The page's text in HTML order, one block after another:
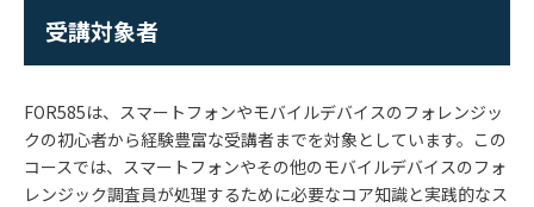
受講対象者
FOR585は、スマートフォンやモバイルデバイスのフォレンジッ
クの初心者から経験豊富な受講者までを対象としています。この
コースでは、スマートフォンやその他のモバイルデバイスのフォ
レンジック調査員が処理するために必要なコア知識と実践的なス